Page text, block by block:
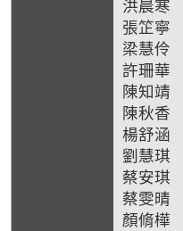
洪晨寒
張䇛寧
梁慧伶
許珊華
陳知靖
陳秋香
楊舒涵
劉慧琪
蔡安琪
蔡雯晴
顏脩樺